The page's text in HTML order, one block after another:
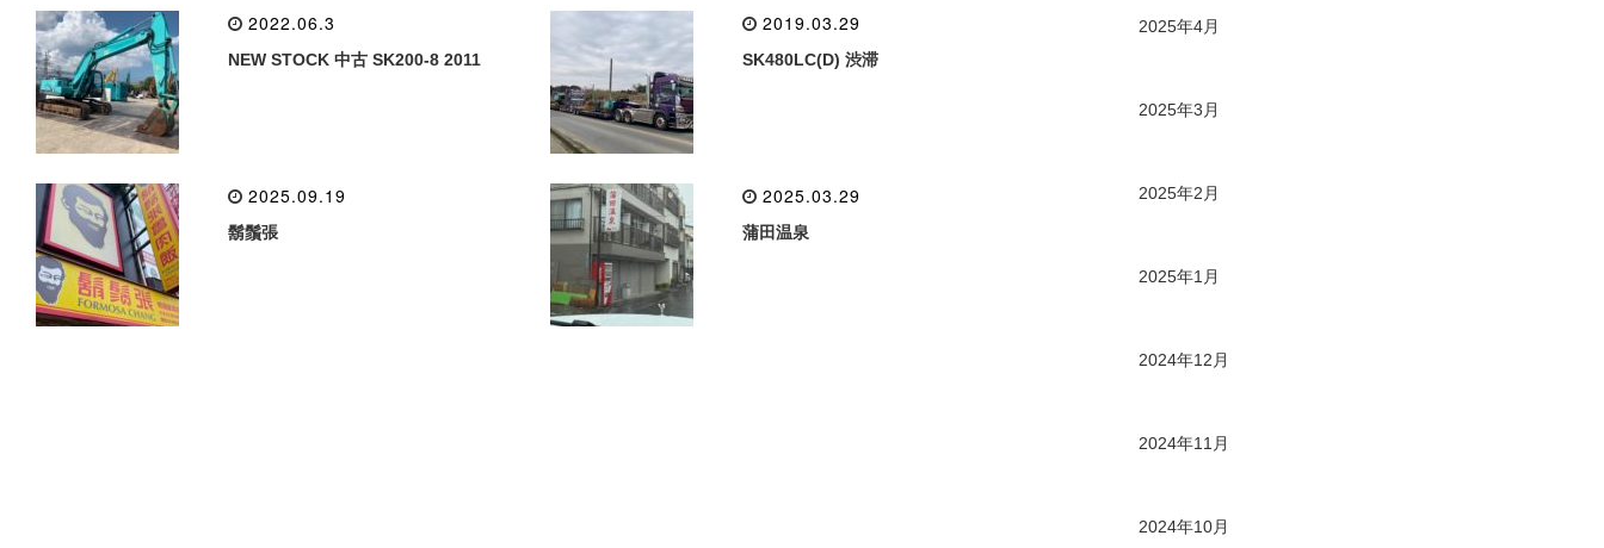
2022.06.3
NEW STOCK 中古 SK200-8 2011
2019.03.29
SK480LC(D) 渋滞
2025.09.19
鬍鬚張
2025.03.29
蒲田温泉
2025年4月
2025年3月
2025年2月
2025年1月
2024年12月
2024年11月
2024年10月